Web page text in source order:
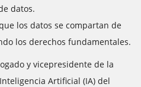
datos.
los datos se compartan de
los derechos fundamentales.
y vicepresidente de la
Artificial (IA) del